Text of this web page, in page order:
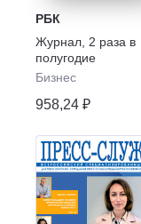
РБК
Журнал 2 раза в
полугодие
Бизнес
958,24 ₽